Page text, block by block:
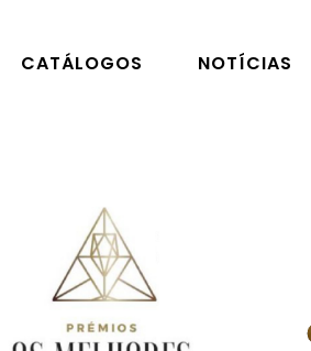
CATÁLOGOS NOTÍCIAS